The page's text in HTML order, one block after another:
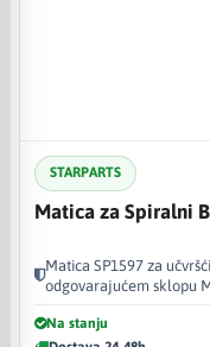
STARPARTS
Matica za Spiralni
Matica SP1597 za
odgovarajućem sklopu
Na stanju